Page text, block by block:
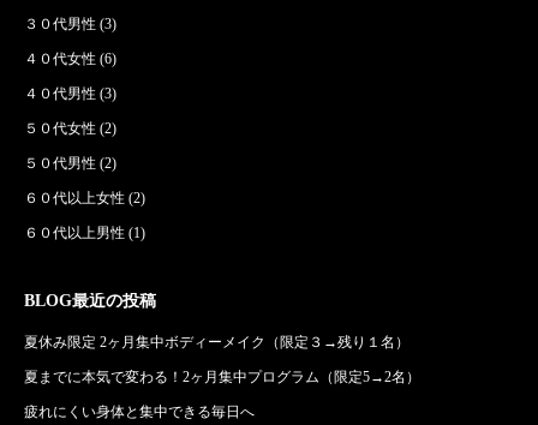
３０代男性 (3)
４０代女性 (6)
４０代男性 (3)
５０代女性 (2)
５０代男性 (2)
６０代以上女性 (2)
６０代以上男性 (1)
BLOG最近の投稿
夏休み限定 2ヶ月集中ボディーメイク（限定３→残り１名）
夏までに本気で変わる！2ヶ月集中プログラム（限定5→2名）
疲れにくい身体と集中できる毎日へ